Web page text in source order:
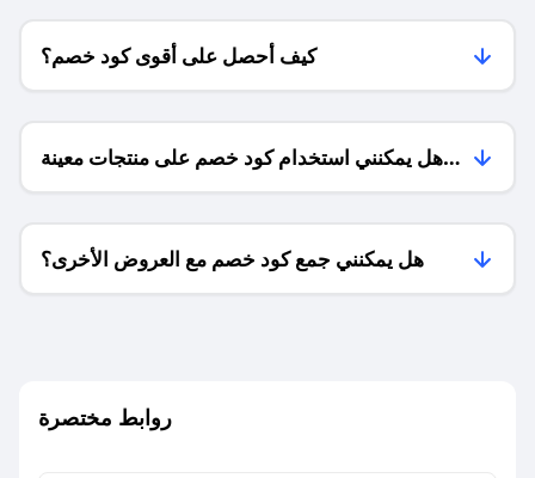
كيف أحصل على أقوى كود خصم؟
هل يمكنني استخدام كود خصم على منتجات معينة
فقط؟
هل يمكنني جمع كود خصم مع العروض الأخرى؟
روابط مختصرة